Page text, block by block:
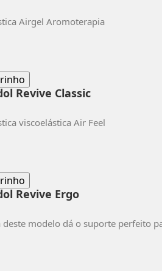
Airgel Aromoterapia
Revive Classic
viscoelástica Air Feel
Revive Ergo
modelo dá o suporte perfeito